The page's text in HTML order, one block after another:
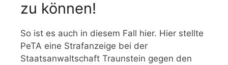
zu können!
So ist es auch in diesem Fall hier. Hier stellte
PeTA eine Strafanzeige bei der
Staatsanwaltschaft Traunstein gegen den